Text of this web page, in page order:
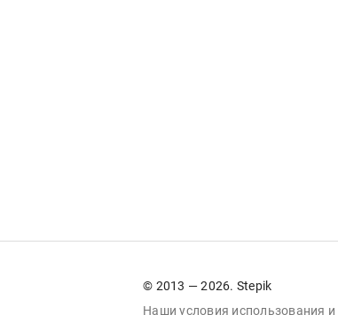
© 2013 — 2026. Stepik
Наши условия использования и